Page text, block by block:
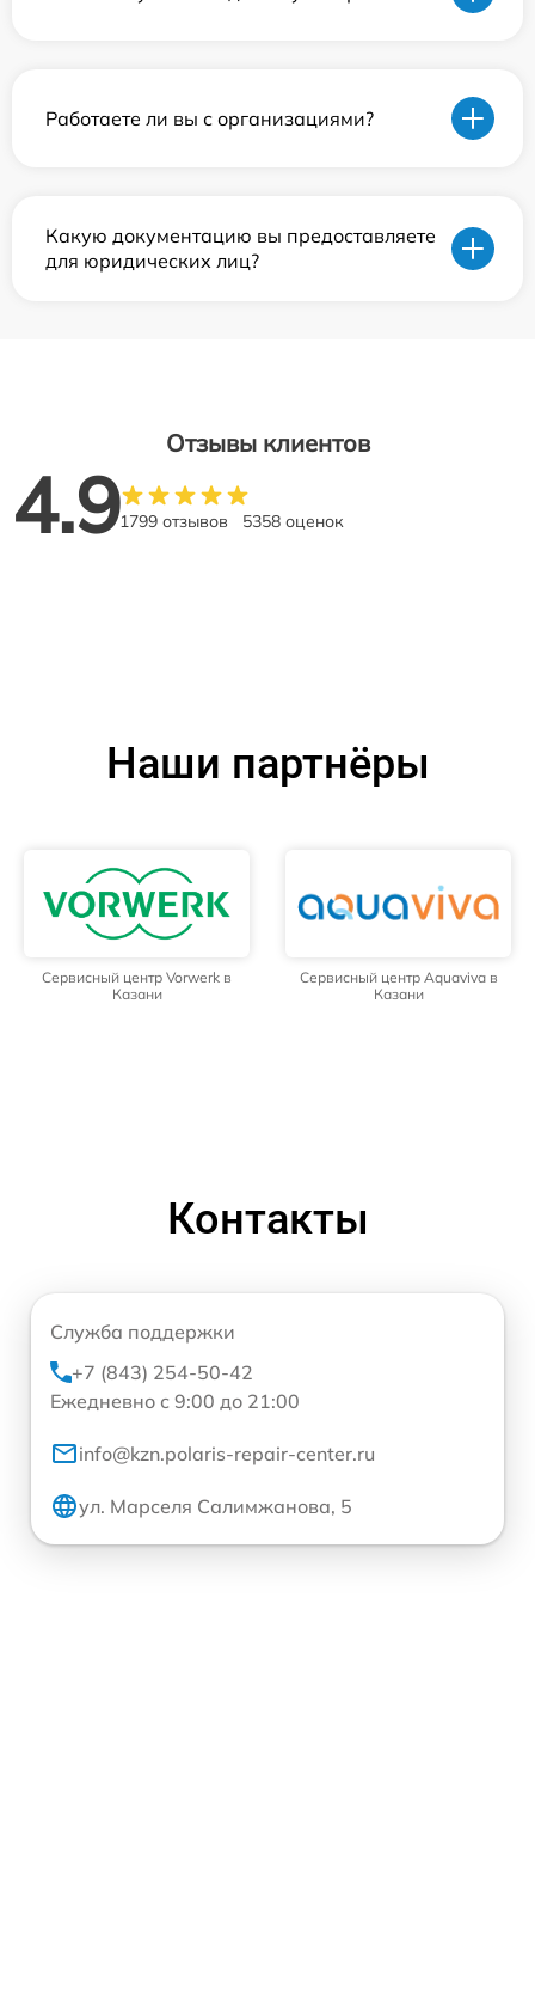
Работаете ли вы с организациями?
Какую документацию вы предоставляете
для юридических лиц?
Отзывы клиентов
4.91799 отзывов 5358 оценок
Наши партнёры
Сервисный центр Vorwerk в
Казани
Сервисный центр Aquaviva в
Казани
Контакты
Служба поддержки
+7 (843) 254-50-42
Ежедневно с 9:00 до 21:00
info@kzn.polaris-repair-center.ru
ул. Марселя Салимжанова, 5